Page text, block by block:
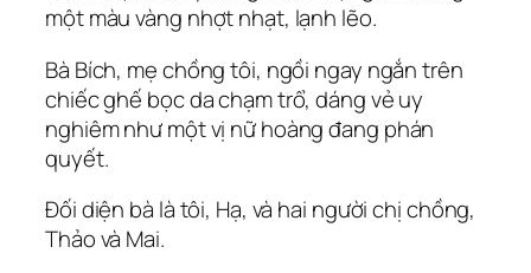
một màu vàng nhợt nhạt, lạnh lẽo.
Bà Bích, mẹ chồng tôi, ngồi ngay ngắn trên
chiếc ghế bọc da chạm trổ, dáng vẻ uy
nghiêm như một vị nữ hoàng đang phán
quyết.
Đối diện bà là tôi, Hạ, và hai người chị chồng,
Thảo và Mai.